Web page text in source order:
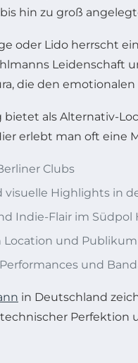
hin zu groß
oder Lido herrscht
Leidenschaft
die den
als Alternativ-
erlebt man oft eine
Clubs
visuelle Highlights in
Indie-Flair im Südpol
Location und Publikum
und
in Deutschland
Perfektion